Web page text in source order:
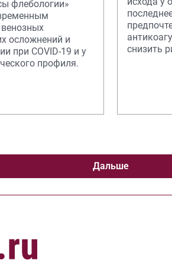
флебологии»
осложнений и
при COVID-19 и у
профиля.
снизить
Дальше